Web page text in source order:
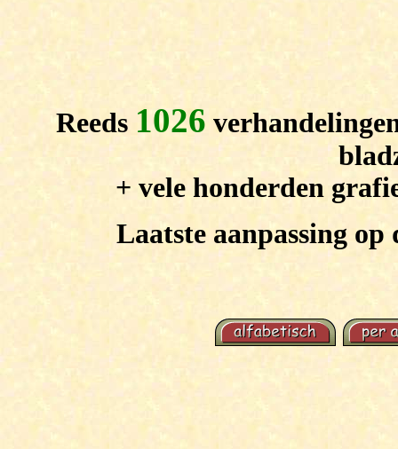
Reeds 1026
+ vele honderden
Laatste aanpassing op